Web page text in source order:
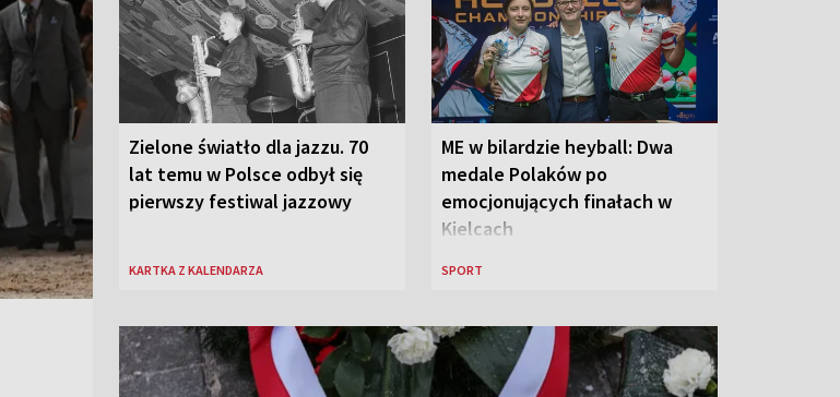
Zielone światło dla jazzu. 70
lat temu w Polsce odbył się
pierwszy festiwal jazzowy
KARTKA Z KALENDARZA
ME w bilardzie heyball: Dwa
medale Polaków po
emocjonujących finałach w
Kielcach
SPORT